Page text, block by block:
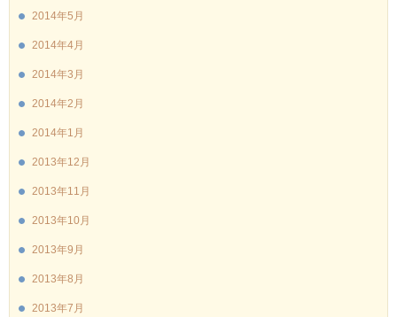
2014年5月
2014年4月
2014年3月
2014年2月
2014年1月
2013年12月
2013年11月
2013年10月
2013年9月
2013年8月
2013年7月